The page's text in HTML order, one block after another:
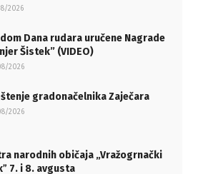
2026
Dana rudara uručene Nagrade
Šistek” (VIDEO)
2026
gradonačelnika Zaječara
2026
narodnih običaja „Vražogrnački
7. i 8. avgusta